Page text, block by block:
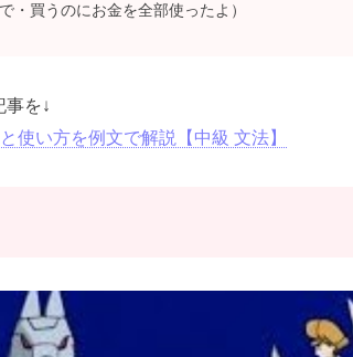
・買うのにお金を全部使ったよ）
事を↓
使い方を例文で解説【中級 文法】